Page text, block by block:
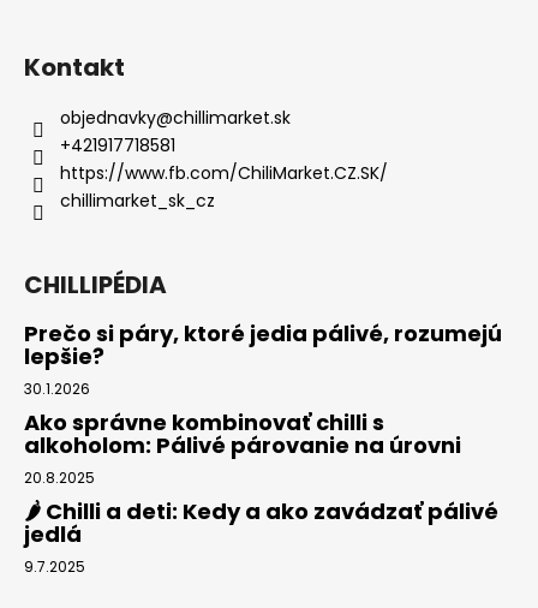
Kontakt
objednavky@chillimarket.sk
+421917718581
https://www.fb.com/ChiliMarket.CZ.SK/
chillimarket_sk_cz
CHILLIPÉDIA
Prečo si páry, ktoré jedia pálivé, rozumejú
lepšie?
30.1.2026
Ako správne kombinovať chilli s
alkoholom: Pálivé párovanie na úrovni
20.8.2025
🌶️ Chilli a deti: Kedy a ako zavádzať pálivé
jedlá
9.7.2025